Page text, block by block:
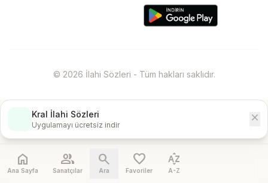
© 2026 İlahi Sözleri - Tüm hakları saklıdır.
Kral İlahi Sözleri
Uygulamayı ücretsiz indir
close
home
Ana Sayfa
people
Sanatçılar
search
Ara
favorite
Favoriler
sort_by_alpha
A-Z